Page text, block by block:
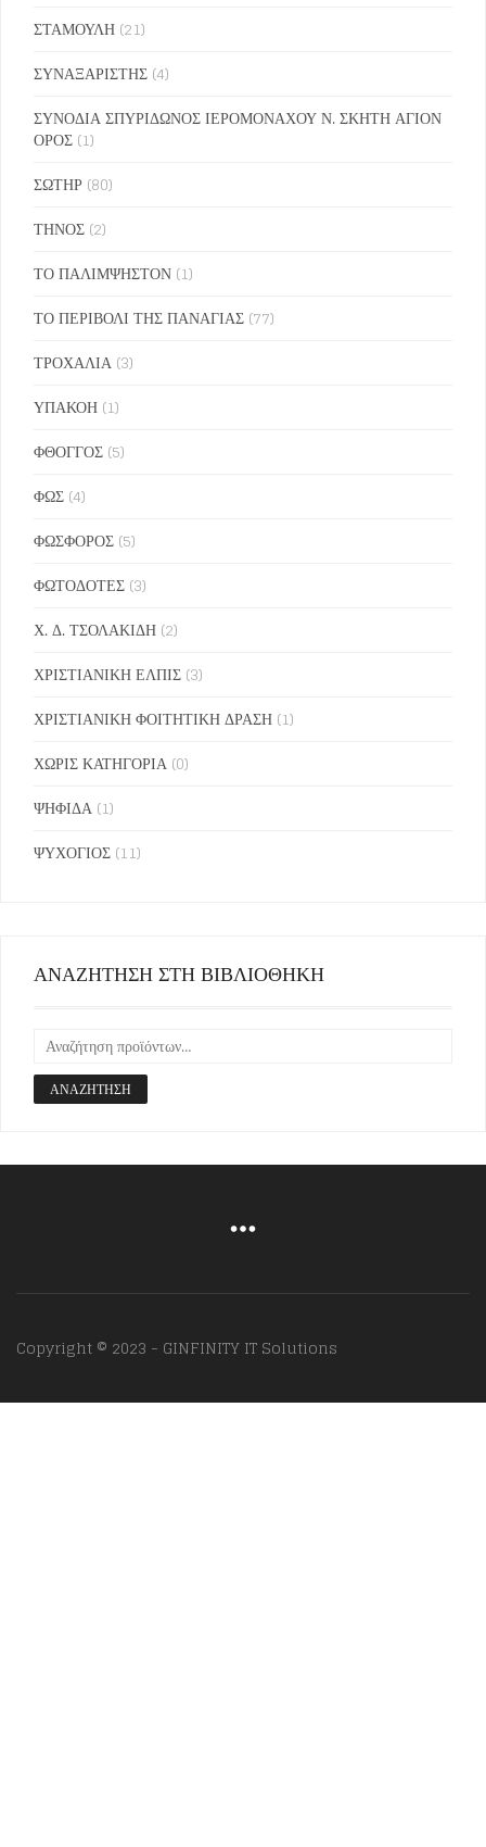
ΣΤΑΜΟΥΛΗ (21)
ΣΥΝΑΞΑΡΙΣΤΗΣ (4)
ΣΥΝΟΔΙΑ ΣΠΥΡΙΔΩΝΟΣ ΙΕΡΟΜΟΝΑΧΟΥ Ν. ΣΚΗΤΗ ΑΓΙΟΝ
ΟΡΟΣ (1)
ΣΩΤΗΡ (80)
ΤΗΝΟΣ (2)
ΤΟ ΠΑΛΙΜΨΗΣΤΟΝ (1)
ΤΟ ΠΕΡΙΒΟΛΙ ΤΗΣ ΠΑΝΑΓΙΑΣ (77)
ΤΡΟΧΑΛΙΑ (3)
ΥΠΑΚΟΗ (1)
ΦΘΟΓΓΟΣ (5)
ΦΩΣ (4)
ΦΩΣΦΟΡΟΣ (5)
ΦΩΤΟΔΟΤΕΣ (3)
Χ. Δ. ΤΣΟΛΑΚΙΔΗ (2)
ΧΡΙΣΤΙΑΝΙΚΗ ΕΛΠΙΣ (3)
ΧΡΙΣΤΙΑΝΙΚΗ ΦΟΙΤΗΤΙΚΗ ΔΡΑΣΗ (1)
ΧΩΡΙΣ ΚΑΤΗΓΟΡΙΑ (0)
ΨΗΦΙΔΑ (1)
ΨΥΧΟΓΙΟΣ (11)
ΑΝΑΖΗΤΗΣΗ ΣΤΗ ΒΙΒΛΙΟΘΗΚΗ
ΑΝΑΖΉΤΗΣΗ
Copyright © 2023 - GINFINITY IT Solutions